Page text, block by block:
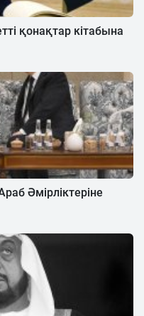
қонақтар кітабына
Әмірліктеріне